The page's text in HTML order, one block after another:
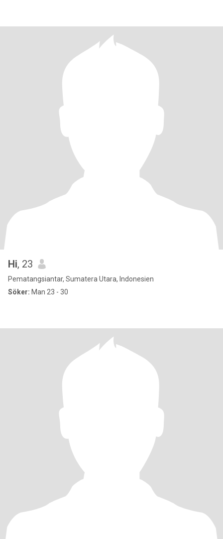
Hi, 23
Pematangsiantar, Sumatera Utara, Indonesien
Söker: Man 23 - 30